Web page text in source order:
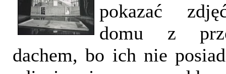
pokazać
domu z
dachem, bo ich nie